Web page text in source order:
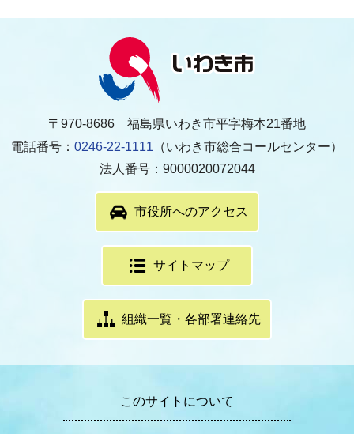
〒970-8686 福島県いわき市平字梅本21番地
電話番号： 0246-22-1111 （いわき市総合コールセンター）
法人番号：9000020072044
市役所へのアクセス
サイトマップ
組織一覧・各部署連絡先
このサイトについて